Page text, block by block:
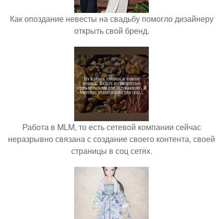
Как опоздание невесты на свадьбу помогло дизайнеру
открыть свой бренд.
Работа в MLM, то есть сетевой компании сейчас
неразрывно связана с создание своего контента, своей
страницы в соц сетях.